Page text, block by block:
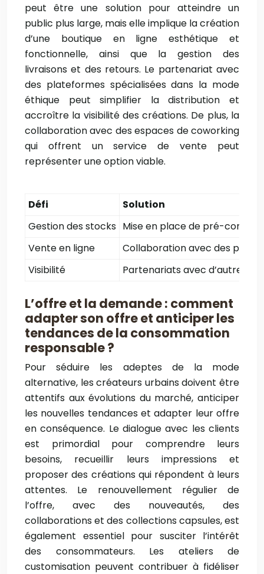
peut être une solution pour atteindre un
public plus large, mais elle implique la création
d’une boutique en ligne esthétique et
fonctionnelle, ainsi que la gestion des
livraisons et des retours. Le partenariat avec
des plateformes spécialisées dans la mode
éthique peut simplifier la distribution et
accroître la visibilité des créations. De plus, la
collaboration avec des espaces de coworking
qui offrent un service de vente peut
représenter une option viable.
Défi
Solution
Gestion des stocks Mise en place de pré-
Vente en ligne
Collaboration avec des
Visibilité
Partenariats avec d’autres
L’offre et la demande : comment
adapter son offre et anticiper les
tendances de la consommation
responsable ?
Pour séduire les adeptes de la mode
alternative, les créateurs urbains doivent être
attentifs aux évolutions du marché, anticiper
les nouvelles tendances et adapter leur offre
en conséquence. Le dialogue avec les clients
est primordial pour comprendre leurs
besoins, recueillir leurs impressions et
proposer des créations qui répondent à leurs
attentes. Le renouvellement régulier de
l’offre, avec des nouveautés, des
collaborations et des collections capsules, est
également essentiel pour susciter l’intérêt
des consommateurs. Les ateliers de
customisation peuvent contribuer à fidéliser